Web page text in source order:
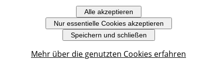
Piktogramme: ©DOSB/Sportdeutschland
Impressum-Datenschutz-Erklärung zur Barrierefreiheit
Richtlinien-Webmail
Alle akzeptieren
Nur essentielle Cookies akzeptieren
Speichern und schließen
Mehr über die genutzten Cookies erfahren